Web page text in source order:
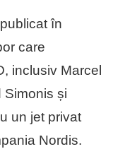
în
care
inclusiv Marcel
Simonis și
un jet privat
Nordis.